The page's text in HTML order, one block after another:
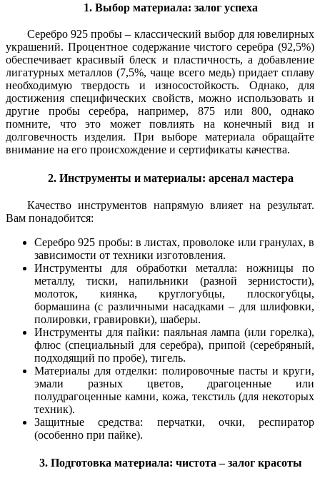
1. Выбор материала: залог успеха
Серебро 925 пробы – классический выбор для ювелирных
украшений. Процентное содержание чистого серебра (92,5%)
обеспечивает красивый блеск и пластичность, а добавление
лигатурных металлов (7,5%, чаще всего медь) придает сплаву
необходимую твердость и износостойкость. Однако, для
достижения специфических свойств, можно использовать и
другие пробы серебра, например, 875 или 800, однако
помните, что это может повлиять на конечный вид и
долговечность изделия. При выборе материала обращайте
внимание на его происхождение и сертификаты качества.
2. Инструменты и материалы: арсенал мастера
Качество инструментов напрямую влияет на результат.
Вам понадобится:
Серебро 925 пробы: в листах, проволоке или гранулах, в
зависимости от техники изготовления.
Инструменты для обработки металла: ножницы по
металлу, тиски, напильники (разной зернистости),
молоток, киянка, круглогубцы, плоскогубцы,
бормашина (с различными насадками – для шлифовки,
полировки, гравировки), шаберы.
Инструменты для пайки: паяльная лампа (или горелка),
флюс (специальный для серебра), припой (серебряный,
подходящий по пробе), тигель.
Материалы для отделки: полировочные пасты и круги,
эмали разных цветов, драгоценные или
полудрагоценные камни, кожа, текстиль (для некоторых
техник).
Защитные средства: перчатки, очки, респиратор
(особенно при пайке).
3. Подготовка материала: чистота – залог красоты